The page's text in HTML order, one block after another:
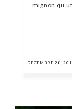
mignon
DÉCEMBRE 28,